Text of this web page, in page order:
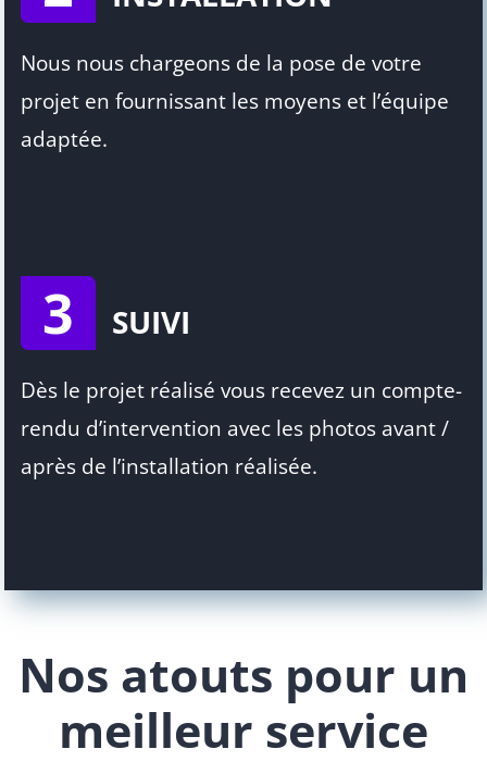
Nous nous chargeons de la pose de votre
projet en fournissant les moyens et l’équipe
adaptée.
3 SUIVI
Dès le projet réalisé vous recevez un compte-
rendu d’intervention avec les photos avant /
après de l’installation réalisée.
Nos atouts pour un
meilleur service